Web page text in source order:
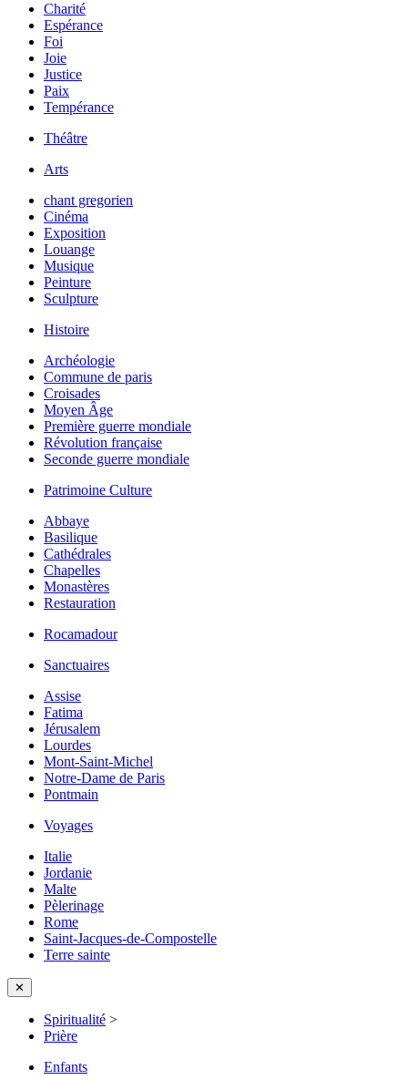
Charité
Espérance
Foi
Joie
Justice
Paix
Tempérance
Théâtre
Arts
chant gregorien
Cinéma
Exposition
Louange
Musique
Peinture
Sculpture
Histoire
Archéologie
Commune de paris
Croisades
Moyen Âge
Première guerre mondiale
Révolution française
Seconde guerre mondiale
Patrimoine Culture
Abbaye
Basilique
Cathédrales
Chapelles
Monastères
Restauration
Rocamadour
Sanctuaires
Assise
Fatima
Jérusalem
Lourdes
Mont-Saint-Michel
Notre-Dame de Paris
Pontmain
Voyages
Italie
Jordanie
Malte
Pèlerinage
Rome
Saint-Jacques-de-Compostelle
Terre sainte
✕
Spiritualité >
Prière
Enfants